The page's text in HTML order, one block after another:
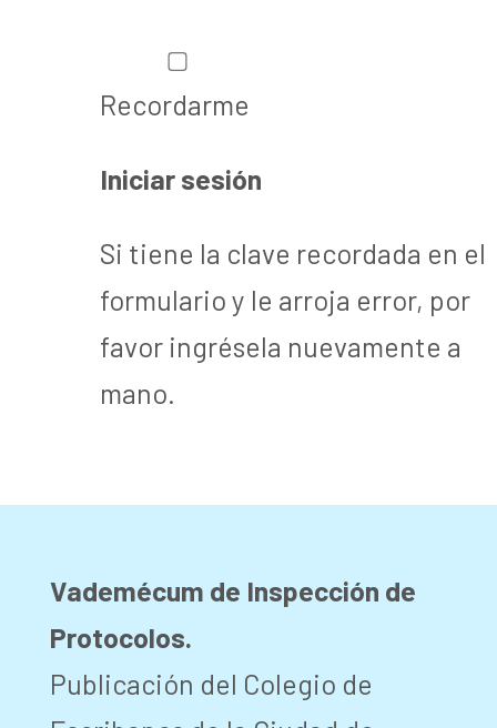
Recordarme
Si tiene la clave recordada en el
formulario y le arroja error, por
favor ingrésela nuevamente a
mano.
Vademécum de Inspección de
Protocolos.
Publicación del Colegio de